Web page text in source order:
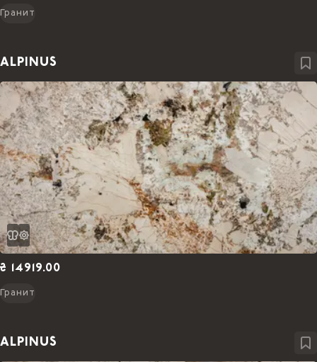
Гранит
ALPINUS
₴ 14919.00
Гранит
ALPINUS